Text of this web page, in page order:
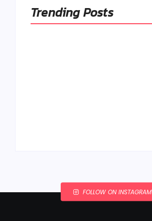
Trending Posts
FOLLOW ON INSTAGRAM